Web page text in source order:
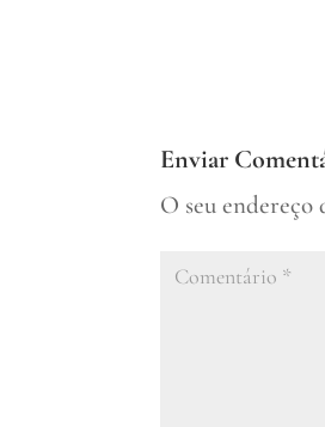
Enviar
O seu endereço